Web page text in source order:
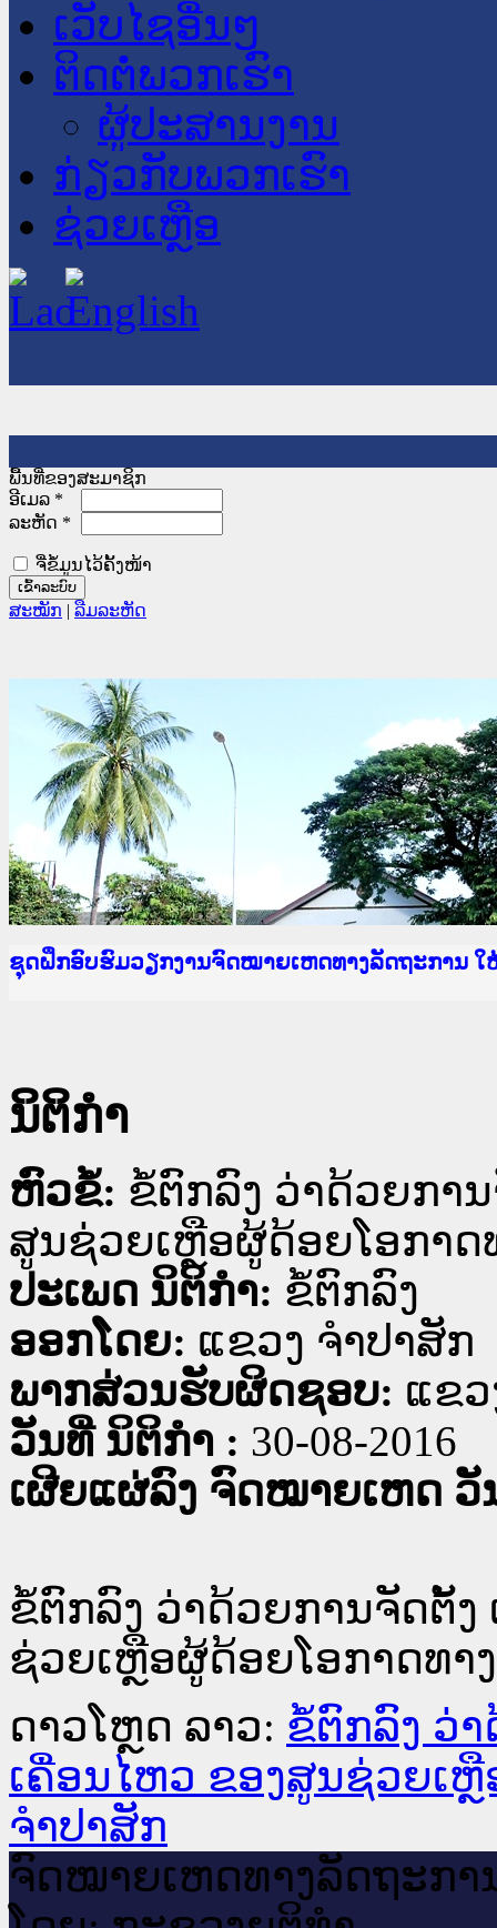
ເວັບໄຊອື່ນໆ
ຕິດຕໍ່ພວກເຮົາ
ຜູ້ປະສານງານ
ກ່ຽວກັບພວກເຮົາ
ຊ່ວຍເຫຼືອ
ພື້ນທີ່ຂອງສະມາຊິກ
ອີເມລ *
ລະຫັດ *
ຈື່ຂໍ້ມູນໄວ້ຄັ້ງໜ້າ
ສະໝັກ | ລືມລະຫັດ
Ministry of Justice Lao PDR
ເຜີຍແຜ່ວັບໄຊຈົດໝາຍເຫດທາງລັດຖະການ ແລະ ແອັ
ກະຊວງຍຸຕິທຳ
ຊຸດຝຶກອົບຮົມວຽກງານຈົດໝາຍເຫດທາງລັດຖະການ
ກອງປະຊຸມທົບທວນຄືນການຈັດຕັ້ງປະຕິບັດວຽກງານຈົ
ຝຶກອົບຮົມ ຜູ່ປະສານງານວຽກງານຈົດໝາຍເຫດທາງລັ
ຝຶກອົບຮົມ ຜູ່ປະສານງານວຽກງານຈົດໝາຍເຫດທາງລັ
ເຜີຍແຜ່ແອັບກົດໝາຍລາວ ແລະ ເວັບໄຊຈົດໝາຍເຫດ
ເຜີຍແຜ່ແອັບກົດໝາຍລາວ ແລະ ເວັບໄຊຈົດໝາຍເຫດ
ຍົກລະດັບວຽກງານຈົດໝາຍເຫດທາງລັດຖະການໃຫ້ຜູ້
ຊຸດຝຶກອົບຮົມວຽກງານຈົດໝາຍເຫດທາງລັດຖະການ ໃ
ນິຕິກໍາ
ຫົວຂໍ້: ຂໍ້ຕົກລົງ ວ່າດ້ວຍກາ
ສູນຊ່ວຍເຫຼືອຜູ້ດ້ອຍໂອກາດ
ປະເພດ ນິຕິກໍາ: ຂໍ້ຕົກລົງ
ອອກໂດຍ: ແຂວງ ຈໍາປາສັກ
ພາກສ່ວນຮັບຜິດຊອບ: ແຂວ
ວັນທີ່ ນິຕິກໍາ : 30-08-2016
ເຜີຍແຜ່ລົງ ຈົດໝາຍເຫດ ວັ
ຂໍ້ຕົກລົງ ວ່າດ້ວຍການຈັດຕັ້
ຊ່ວຍເຫຼືອຜູ້ດ້ອຍໂອກາດທາ
ດາວໂຫຼດ ລາວ: ຂໍ້ຕົກລົງ ວ່
ເຄື່ອນໄຫວ ຂອງສູນຊ່ວຍເ
ຈຳປາສັກ
ຈົດ​ໝາຍ​ເຫດ​ທາງ​ລັດ​ຖະ​ກາ